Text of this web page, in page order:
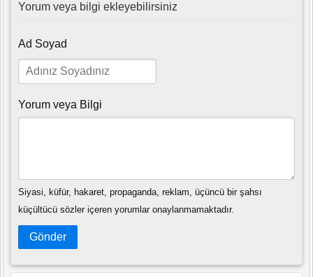
Yorum veya bilgi ekleyebilirsiniz
Ad Soyad
Yorum veya Bilgi
Siyasi, küfür, hakaret, propaganda, reklam, üçüncü bir şahsı
küçültücü sözler içeren yorumlar onaylanmamaktadır.
Gönder